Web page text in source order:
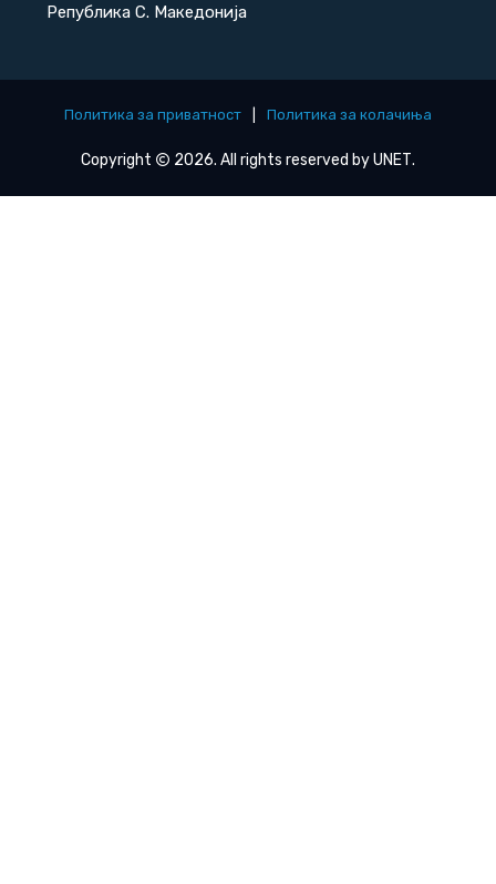
Република С. Македонија
Политика за приватност Политика за колачиња
Copyright 2026. All rights reserved byUNET.